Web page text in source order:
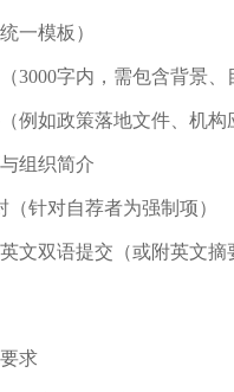
一模板）
3000字内，需包含背景、
例如政策落地文件、机
组织简介
（针对自荐者为强制项）
文双语提交（或附英文
求